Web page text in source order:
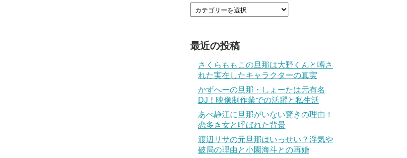
最近の投稿
さくらももこの旦那は大野くんと噂さ
れた実在したキャラクターの真実
かずへーの旦那・しょーたは元有名
DJ！映像制作業での活躍と私生活
あべ静江に旦那がいない驚きの理由！
恋多き女と呼ばれた背景
渡辺リサの元旦那はいっせい？浮気や
破局の理由と小園海斗との再婚